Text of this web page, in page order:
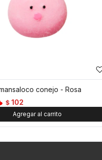
conejo - Rosa
$ 102